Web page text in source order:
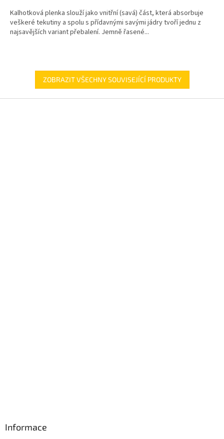
Kalhotková plenka slouží jako vnitřní (savá) část, která absorbuje
veškeré tekutiny a spolu s přídavnými savými jádry tvoří jednu z
najsavějších variant přebalení. Jemně řasené...
ZOBRAZIT VŠECHNY SOUVISEJÍCÍ PRODUKTY
Informace